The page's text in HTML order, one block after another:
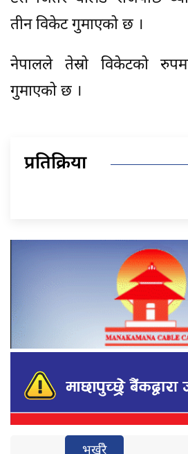
तीन विकेट गुमाएको छ ।
नेपालले तेस्रो विकेटको
गुमाएको छ ।
प्रतिक्रिया
भर्खरै